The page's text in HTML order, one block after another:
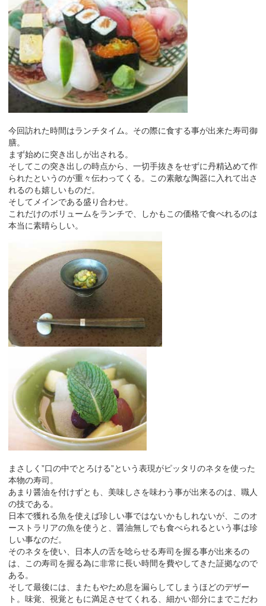
今回訪れた時間はランチタイム。その際に食する事が出来た寿司御
膳。
まず始めに突き出しが出される。
そしてこの突き出しの時点から、一切手抜きをせずに丹精込めて作
られたというのが重々伝わってくる。この素敵な陶器に入れて出さ
れるのも嬉しいものだ。
そしてメインである盛り合わせ。
これだけのボリュームをランチで、しかもこの価格で食べれるのは
本当に素晴らしい。
まさしく”口の中でとろける”という表現がピッタリのネタを使った
本物の寿司。
あまり醤油を付けずとも、美味しさを味わう事が出来るのは、職人
の技である。
日本で獲れる魚を使えば珍しい事ではないかもしれないが、このオ
ーストラリアの魚を使うと、醤油無しでも食べられるという事は珍
しい事なのだ。
そのネタを使い、日本人の舌を唸らせる寿司を握る事が出来るの
は、この寿司を握る為に非常に長い時間を費やしてきた証拠なので
ある。
そして最後には、またもやため息を漏らしてしまうほどのデザー
ト。味覚、視覚ともに満足させてくれる、細かい部分にまでこだわ